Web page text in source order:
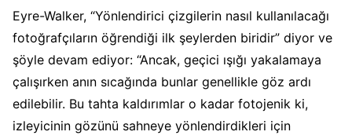
Eyre-Walker, “Yönlendirici çizgilerin nasıl kullanılacağı
fotoğrafçıların öğrendiği ilk şeylerden biridir” diyor ve
şöyle devam ediyor: “Ancak, geçici ışığı yakalamaya
çalışırken anın sıcağında bunlar genellikle göz ardı
edilebilir. Bu tahta kaldırımlar o kadar fotojenik ki,
izleyicinin gözünü sahneye yönlendirdikleri için